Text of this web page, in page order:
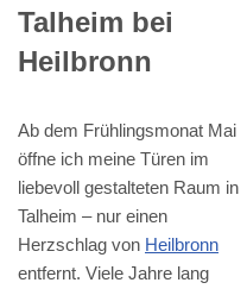
Talheim bei
Heilbronn
Ab dem Frühlingsmonat Mai
öffne ich meine Türen im
liebevoll gestalteten Raum in
Talheim – nur einen
Herzschlag von Heilbronn
entfernt. Viele Jahre lang